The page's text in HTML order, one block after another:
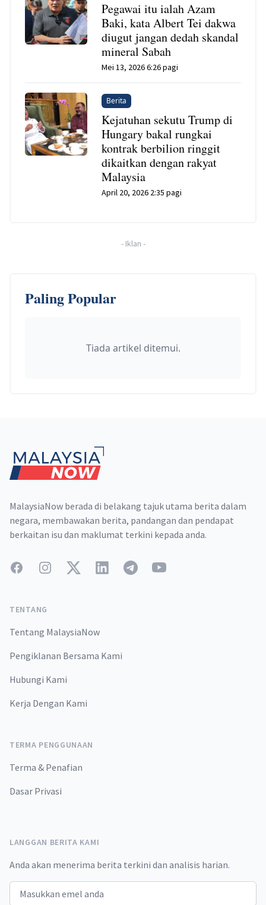
Pegawai itu ialah Azam
Baki, kata Albert Tei dakwa
diugut jangan dedah skandal
mineral Sabah
Mei 13, 2026 6:26 pagi
Berita
Kejatuhan sekutu Trump di
Hungary bakal rungkai
kontrak berbilion ringgit
dikaitkan dengan rakyat
Malaysia
April 20, 2026 2:35 pagi
- Iklan -
Paling Popular
Tiada artikel ditemui.
MalaysiaNow berada di belakang tajuk utama berita dalam
negara, membawakan berita, pandangan dan pendapat
berkaitan isu dan maklumat terkini kepada anda.
FacebookInstagramTwitterLinkedInTelegramYouTube
TENTANG
Tentang MalaysiaNow
Pengiklanan Bersama Kami
Hubungi Kami
Kerja Dengan Kami
TERMA PENGGUNAAN
Terma & Penafian
Dasar Privasi
LANGGAN BERITA KAMI
Anda akan menerima berita terkini dan analisis harian.
Email address